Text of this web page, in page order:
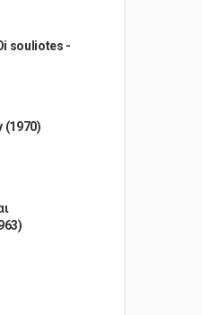
souliotes -
(1970)